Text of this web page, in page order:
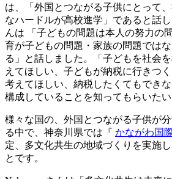
は、「外国とつながる子供にとって
なハードルが高校進学」であると話し
んは 「子どもの問題は本人の努力の
育が子どもの問題・家族の問題では
る」と話しました。「子どもを社会
えてほしい、子どもが納税に行きつ
考えてほしい、納税したくてもでき
構成していることを知ってもらいたい
様々な国の、外国とつながる子供が
る中で、神奈川県では『 かながわ国
定、多文化共生の地域づくりを実施
とです。